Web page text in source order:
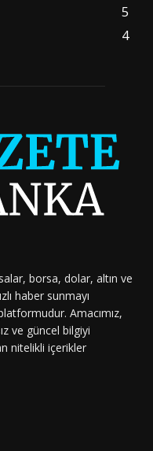
5
4
borsa, dolar, altın ve
haber sunmayı
Amacımız,
ve güncel bilgiyi
nitelikli içerikler